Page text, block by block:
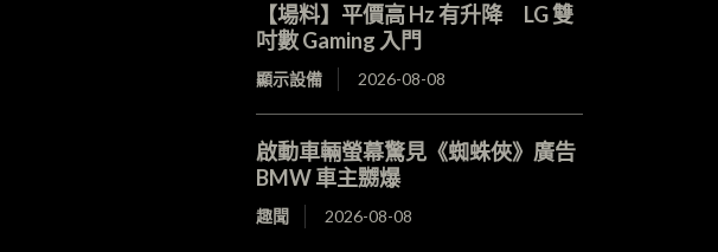
【場料】平價高 Hz 有升降 LG 雙
吋數 Gaming 入門
顯示設備 2026-08-08
啟動車輛螢幕驚見《蜘蛛俠》廣告
BMW 車主嬲爆
趣聞 2026-08-08